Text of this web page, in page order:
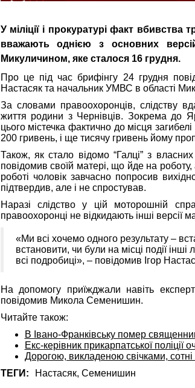
У міліції і прокуратурі факт вбивства
вважають однією з основних версій
Микуличином, яке сталося 16 грудня.
Про це під час брифінгу 24 грудня
Настасяк та начальник УМВС в області
За словами правоохоронців, слідству
життя родини з Чернівців. Зокрема до
цього містечка фактично до місця
200 гривень, і ще тисячу гривень йому
Також, як стало відомо “Галці” з
повідомив своїй матері, що йде на
роботі чоловік завчасно попросив
підтвердив, але і не спростував.
Наразі слідство у цій моторошній
правоохоронці не відкидають інші версії
«Ми всі хочемо одного результату –
встановити, чи були на місці події
всі подробиці», – повідомив Ігор
На допомогу приїжджали навіть
повідомив Микола Семенишин.
Читайте також:
В Івано-Франківську помер
Екс-керівник прикарпатської
Дорогою, викладеною свічками,
ТЕГИ:
Настасяк, Семенишин